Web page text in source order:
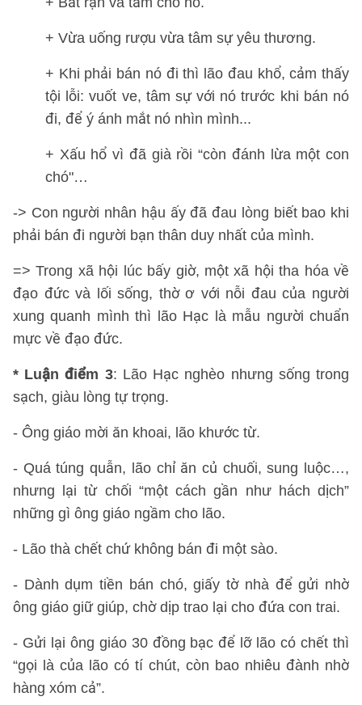
+ Vừa uống rượu vừa tâm sự yêu thương.
+ Khi phải bán nó đi thì lão đau khổ, cảm thấy
tội lỗi: vuốt ve, tâm sự với nó trước khi bán nó
đi, để ý ánh mắt nó nhìn mình...
+ Xấu hổ vì đã già rồi “còn đánh lừa một con
chó"…
-> Con người nhân hậu ấy đã đau lòng biết bao khi
phải bán đi người bạn thân duy nhất của mình.
=> Trong xã hội lúc bấy giờ, một xã hội tha hóa về
đạo đức và lối sống, thờ ơ với nỗi đau của người
xung quanh mình thì lão Hạc là mẫu người chuẩn
mực về đạo đức.
* Luận điểm 3: Lão Hạc nghèo nhưng sống trong
sạch, giàu lòng tự trọng.
- Ông giáo mời ăn khoai, lão khước từ.
- Quá túng quẫn, lão chỉ ăn củ chuối, sung luộc…,
nhưng lại từ chối “một cách gần như hách dịch”
những gì ông giáo ngầm cho lão.
- Lão thà chết chứ không bán đi một sào.
- Dành dụm tiền bán chó, giấy tờ nhà để gửi nhờ
ông giáo giữ giúp, chờ dịp trao lại cho đứa con trai.
- Gửi lại ông giáo 30 đồng bạc để lỡ lão có chết thì
“gọi là của lão có tí chút, còn bao nhiêu đành nhờ
hàng xóm cả”.